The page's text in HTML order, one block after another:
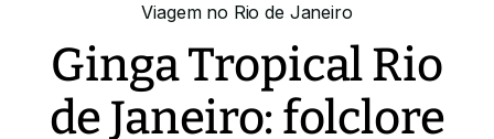
Viagem no Rio de Janeiro
Ginga Tropical Rio
de Janeiro: folclore